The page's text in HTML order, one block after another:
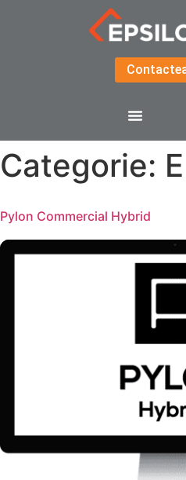
Categorie:
Pylon Commercial Hybrid